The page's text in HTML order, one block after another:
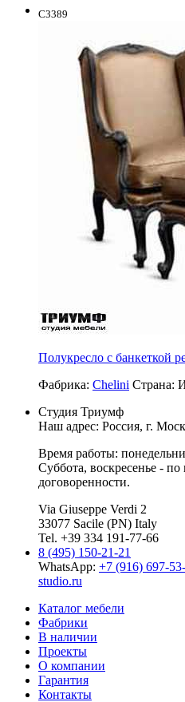
C3389
Полукресло с банкеткой
Фабрика: Chelini Страна:
Студия Триумф
Наш адрес: Россия, г.
Время работы:
Суббота, воскресенье - по
договоренности.
Via Giuseppe Verdi 2
33077 Sacile (PN) Italy
Tel. +39 334 191-77-66
8 (495) 150-21-21
WhatsApp: +7 (916) 697-
studio.ru
Каталог мебели
Фабрики
В наличии
Проекты
О компании
Гарантия
Контакты